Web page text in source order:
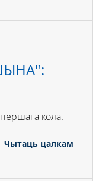
кола.
Чытаць цалкам